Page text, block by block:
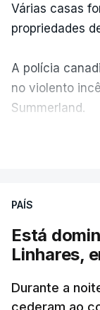
Várias casas
propriedades
A polícia
no violento
Summerland.
ERRO100
ERROR
ESTE
PAÍS
Está
Linhares,
Durante a
cederam ao